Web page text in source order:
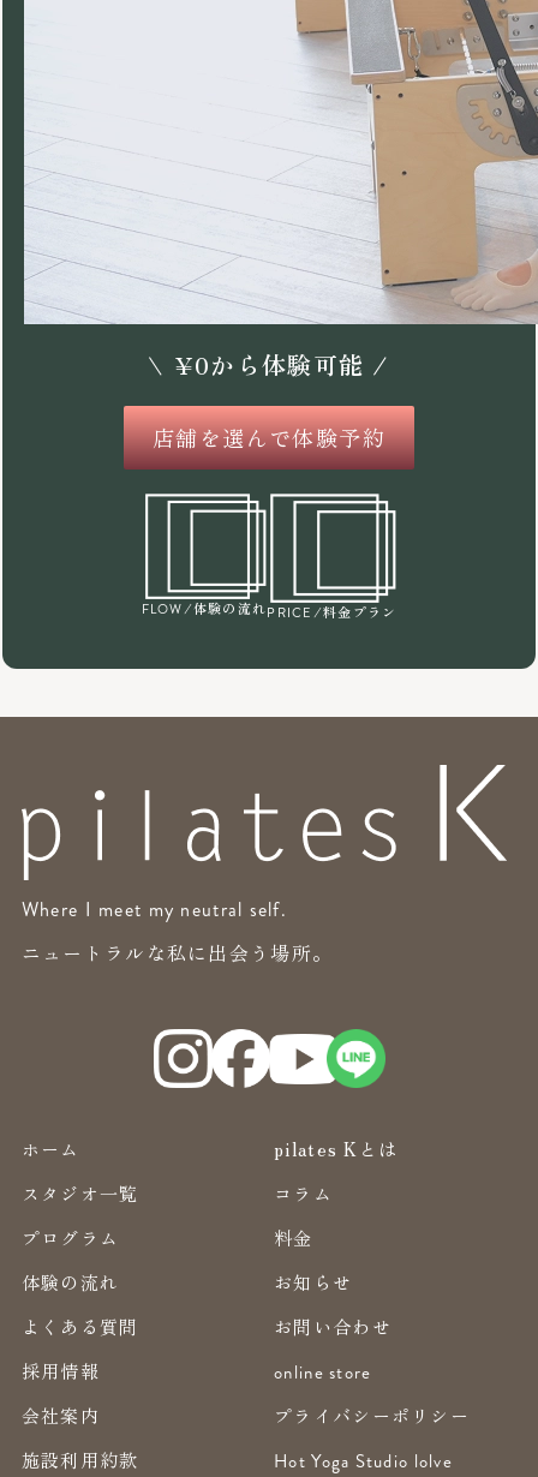
\ ¥0から体験可能 /
店舗を選んで体験予約
FLOW /体験の流れPRICE /料金プラン
Where I meet my neutral self.
ニュートラルな私に出会う場所。
ホーム
pilates Kとは
スタジオ一覧
コラム
プログラム
料金
体験の流れ
お知らせ
よくある質問
お問い合わせ
採用情報
online store
会社案内
プライバシーポリシー
施設利用約款
Hot Yoga Studio lolve